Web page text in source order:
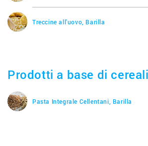
Treccine all'uovo, Barilla
Prodotti a base di cereali
Pasta Integrale Cellentani, Barilla